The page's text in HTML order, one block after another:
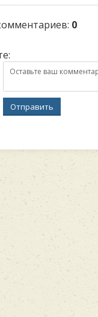
: 0
Отправить